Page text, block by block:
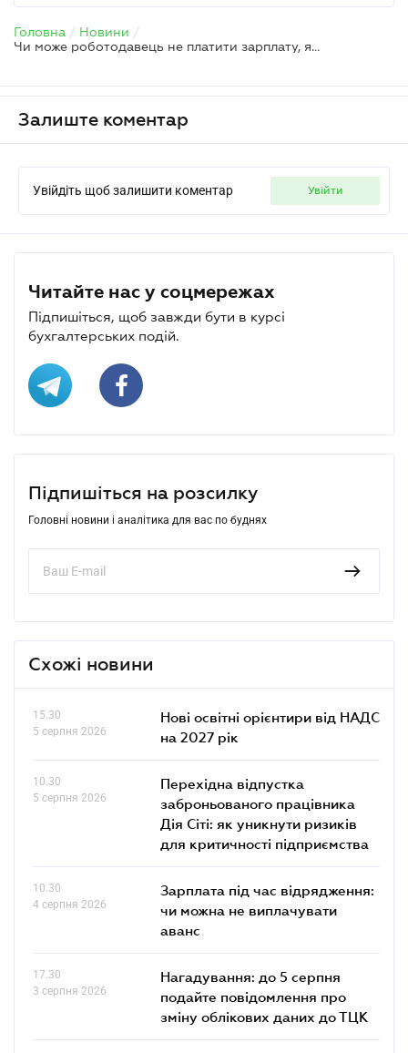
Головна / Новини /
Чи може роботодавець не платити зарплату, якщо місто в окупації
Залиште коментар
Увійдіть щоб залишити коментар увійти
Читайте нас у соцмережах
Підпишіться, щоб завжди бути в курсі
бухгалтерських подій.
Підпишіться на розсилку
Головні новини і аналітика для вас по буднях
Схожі новини
15.30
5 серпня 2026
Нові освітні орієнтири від НАДС
на 2027 рік
10.30
5 серпня 2026
Перехідна відпустка
заброньованого працівника
Дія Сіті: як уникнути ризиків
для критичності підприємства
10.30
4 серпня 2026
Зарплата під час відрядження:
чи можна не виплачувати
аванс
17.30
3 серпня 2026
Нагадування: до 5 серпня
подайте повідомлення про
зміну облікових даних до ТЦК